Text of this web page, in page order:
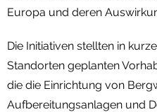
Europa und deren
Die Initiativen stellten in
Standorten geplanten
die die Einrichtung von
Aufbereitungsanlagen und